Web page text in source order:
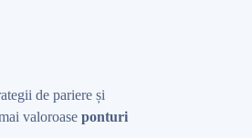
de pariere și
valoroase ponturi